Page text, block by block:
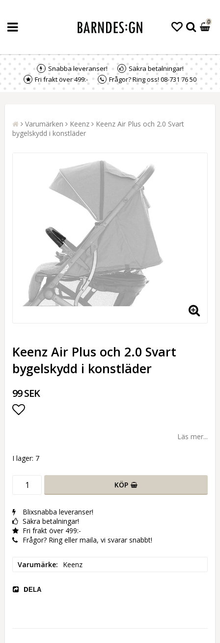
0
Snabba leveranser!
Säkra betalningar!
Fri frakt över 499:-
Frågor? Ring oss! 08-731 76 50
Varumärken Keenz
Keenz Air Plus och 2.0 Svart
bygelskydd i konstläder
Keenz Air Plus och 2.0 Svart
bygelskydd i konstläder
99 SEK
Läs mer...
I lager: 7
KÖP
Blixsnabba leveranser!
Säkra betalningar!
Fri frakt över 499:-
Frågor? Ring eller maila, vi svarar snabbt!
Varumärke Keenz
DELA